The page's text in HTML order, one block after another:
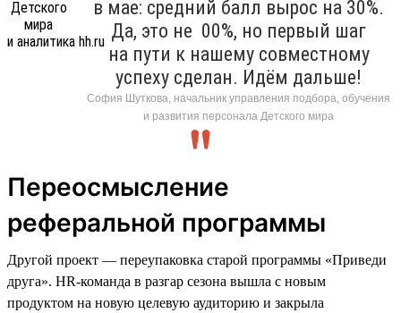
в мае: средний балл вырос на 30%.
Да, это не 00%, но первый шаг
на пути к нашему совместному
успеху сделан. Идём дальше!
София Шуткова, начальник управления подбора, обучения
и развития персонала Детского мира
Переосмысление
реферальной программы
Другой проект — переупаковка старой программы «Приведи
друга». HR-команда в разгар сезона вышла с новым
продуктом на новую целевую аудиторию и закрыла